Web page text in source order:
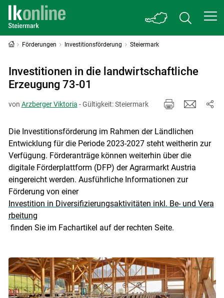
Förderungen Investitionsförderung Steiermark
Investitionen in die landwirtschaftliche
Erzeugung 73-01
von Arzberger Viktoria - Gültigkeit: Steiermark
Die Investitionsförderung im Rahmen der Ländlichen
Entwicklung für die Periode 2023-2027 steht weitherin zur
Verfügung. Förderanträge können weiterhin über die
digitale Förderplattform (DFP) der Agrarmarkt Austria
eingereicht werden. Ausführliche Informationen zur
Förderung von einer
Investition in Diversifizierungsaktivitäten inkl. Be- und Vera
rbeitung
finden Sie im Fachartikel auf der rechten Seite.